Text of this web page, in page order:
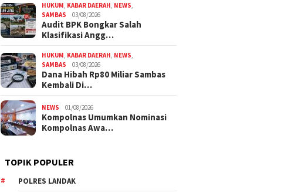
HUKUM KABAR DAERAH NEWS
SAMBAS
03/08/2026
Audit BPK Bongkar Salah
Klasifikasi Angg…
HUKUM KABAR DAERAH NEWS
SAMBAS
03/08/2026
Dana Hibah Rp80 Miliar Sambas
Kembali Di…
NEWS 01/08/2026
Kompolnas Umumkan Nominasi
Kompolnas Awa…
TOPIK POPULER
POLRES LANDAK